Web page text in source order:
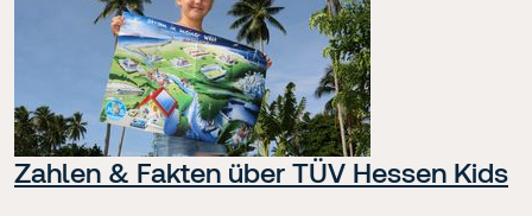
Zahlen & Fakten über TÜV Hessen Kids